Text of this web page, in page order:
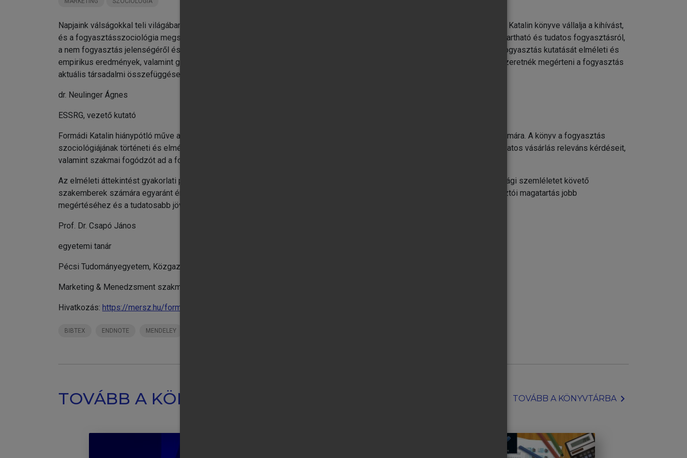
Napjaink válságokkal teli világában a fogyasztás és a fogyasztói társadalom értelmezése ellentmondásokkal terhelt. Formádi Katalin könyve vállalja a kihívást,
és a fogyasztásszociológia megszokott témái (életstílus, értékek, fogyasztói élmény stb.) mellett egyenrangúan szól a fenntartható és tudatos fogyasztásról,
a nem fogyasztás jelenségéről és a fogyasztásetika kérdéseiről. A kötet alapos történeti áttekintést is nyújt a témáról, és a fogyasztás kutatását elméleti és
empirikus eredmények, valamint gyakorlati példák segítségével mutatja be. Jó szívvel ajánlom a könyvet mindazoknak, akik szeretnék megérteni a fogyasztás
aktuális társadalmi összefüggéseit, legyenek akár diákok, tanárok vagy az üzleti élet szereplői.
dr. Neulinger Ágnes
ESSRG, vezető kutató
Formádi Katalin hiánypótló műve a fogyasztás társadalomtudományi vizsgálatának komplex áttekintését nyújtja az olvasó számára. A könyv a fogyasztás
szociológiájának történeti és elméleti gyökereitől indulva tárgyalja a modern fogyasztási trendeket, a fenntarthatóság és a tudatos vásárlás releváns kérdéseit,
valamint szakmai fogódzót ad a fogyasztói élmény mélyebb rétegeinek megismerése kapcsán.
Az elméleti áttekintést gyakorlati példákkal ötvöző kötet véleményem szerint mind az oktatásban, mind pedig a fenntarthatósági szemléletet követő
szakemberek számára egyaránt értékes, értékteremtő munka, amely meggyőződésem szerint kiemelten hozzájárul a fogyasztói magatartás jobb
megértéséhez és a tudatosabb jövő formálásához.
Prof. Dr. Csapó János
egyetemi tanár
Pécsi Tudományegyetem, Közgazdaságtudományi Kar Marketing és Turizmus Intézet
Marketing & Menedzsment szakmai folyóirat szerkesztőségi tag
Hivatkozás: https://mersz.hu/formadi-a-fogyasztas-szociologiaja//
BIBTEX ENDNOTE MENDELEY
TOVÁBB A KÖNYVTÁRBA TOVÁBB A KÖNYVTÁRBAchevron_right